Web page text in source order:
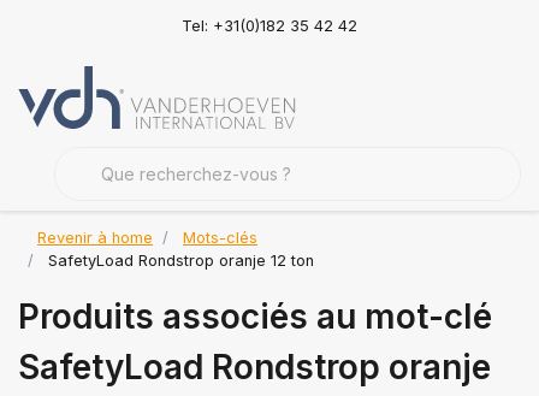
Tel: +31(0)182 35 42 42
Revenir à home
Mots-clés
SafetyLoad Rondstrop oranje 12 ton
Produits associés au mot-clé
SafetyLoad Rondstrop oranje